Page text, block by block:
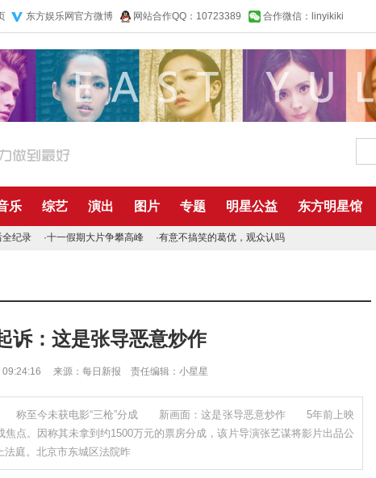
东方娱乐网官方微博 网站合作QQ：10723389 合作微信：linyikiki
乐 综艺 演出 图片 专题 明星公益 东方明星馆
全纪录 ·十一假期大片争攀高峰 ·有意不搞笑的葛优，观众认吗
诉：这是张导恶意炒作
09:24:16 来源：每日新报 责任编辑：小星星
称至今未获电影“三枪”分成 新画面：这是张导恶意炒作 5年前上映
点。因称其未拿到约1500万元的票房分成，该片导演张艺谋将影片出品公
法庭。北京市东城区法院昨